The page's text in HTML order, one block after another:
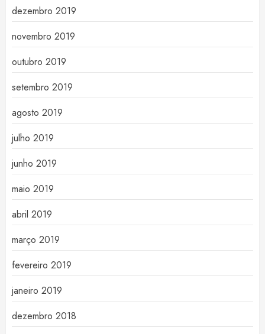
dezembro 2019
novembro 2019
outubro 2019
setembro 2019
agosto 2019
julho 2019
junho 2019
maio 2019
abril 2019
março 2019
fevereiro 2019
janeiro 2019
dezembro 2018